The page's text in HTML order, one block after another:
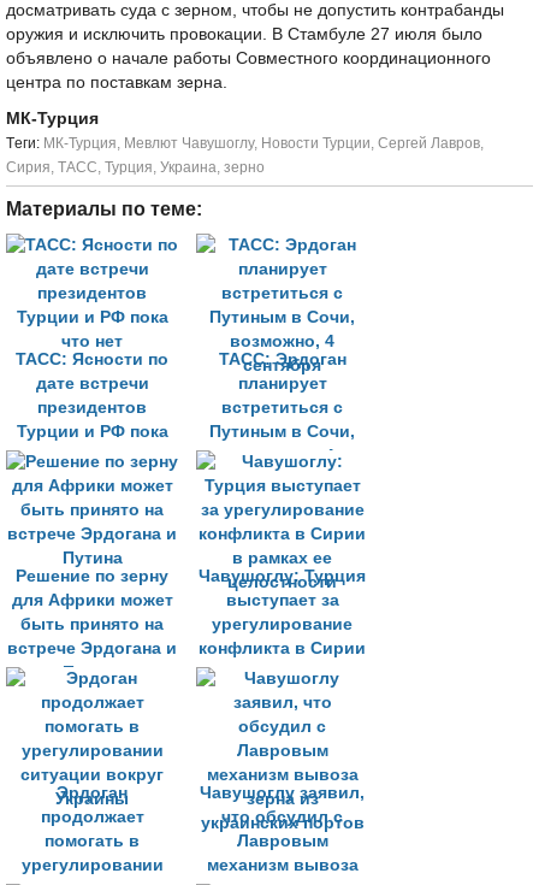
досматривать суда с зерном, чтобы не допустить контрабанды
оружия и исключить провокации. В Стамбуле 27 июля было
объявлено о начале работы Совместного координационного
центра по поставкам зерна.
МК-Турция
Tеги: МК-Турция, Мевлют Чавушоглу, Новости Турции, Сергей Лавров,
Сирия, ТАСС, Турция, Украина, зерно
Материалы по теме:
ТАСС: Ясности по
дате встречи
президентов
Турции и РФ пока
что нет
ТАСС: Эрдоган
планирует
встретиться с
Путиным в Сочи,
возможно, 4
сентября
Решение по зерну
для Африки может
быть принято на
встрече Эрдогана и
Путина
Чавушоглу: Турция
выступает за
урегулирование
конфликта в Сирии
в рамках ее
целостности
Эрдоган
продолжает
помогать в
урегулировании
Чавушоглу заявил,
что обсудил с
Лавровым
механизм вывоза